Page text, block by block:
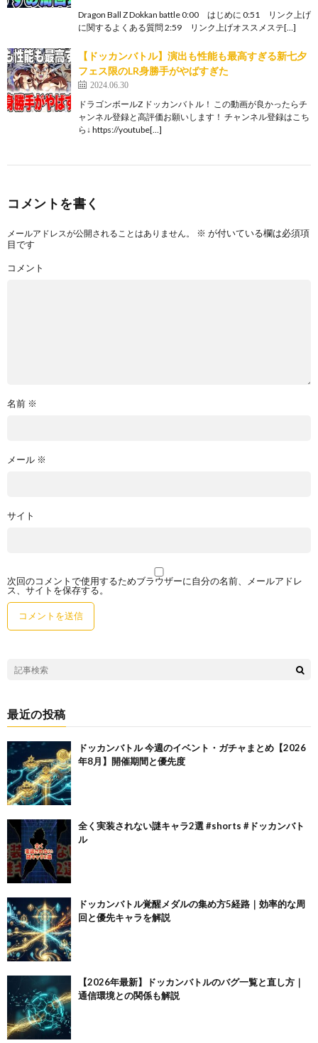
Dragon Ball Z Dokkan battle 0:00 はじめに 0:51 リンク上げ
に関するよくある質問 2:59 リンク上げオススメステ[…]
【ドッカンバトル】演出も性能も最高すぎる新七夕
フェス限のLR身勝手がやばすぎた
2024.06.30
ドラゴンボールZ ドッカンバトル！ この動画が良かったらチ
ャンネル登録と高評価お願いします！ チャンネル登録はこち
ら↓ https://youtube[…]
コメントを書く
メールアドレスが公開されることはありません。 ※ が付いている欄は必須項
目です
コメント
名前 ※
メール ※
サイト
次回のコメントで使用するためブラウザーに自分の名前、メールアドレ
ス、サイトを保存する。
最近の投稿
ドッカンバトル 今週のイベント・ガチャまとめ【2026
年8月】開催期間と優先度
全く実装されない謎キャラ2選 #shorts #ドッカンバト
ル
ドッカンバトル覚醒メダルの集め方5経路｜効率的な周
回と優先キャラを解説
【2026年最新】ドッカンバトルのバグ一覧と直し方｜
通信環境との関係も解説